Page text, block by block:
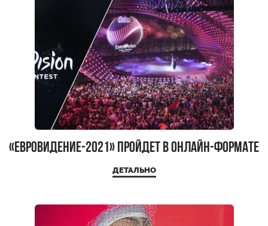
«Евровидение-2021» пройдет в онлайн-формате
ДЕТАЛЬНО